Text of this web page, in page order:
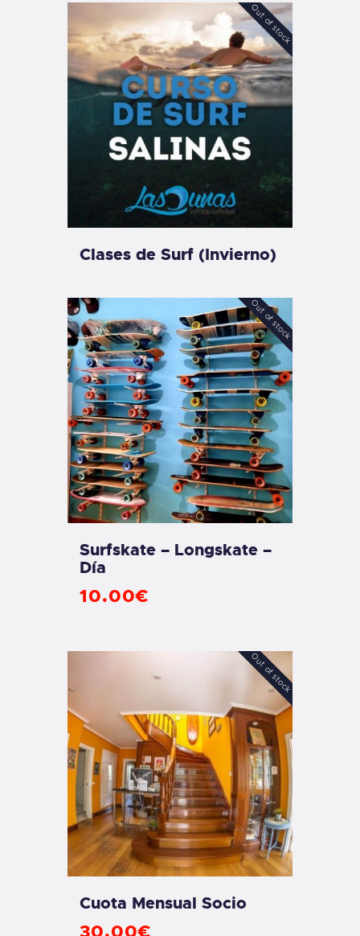
Out of stock
Clases de Surf (Invierno)
Out of stock
Surfskate – Longskate –
Día
10.00€
Out of stock
Cuota Mensual Socio